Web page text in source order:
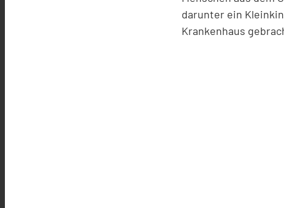
darunter ein
Krankenhaus